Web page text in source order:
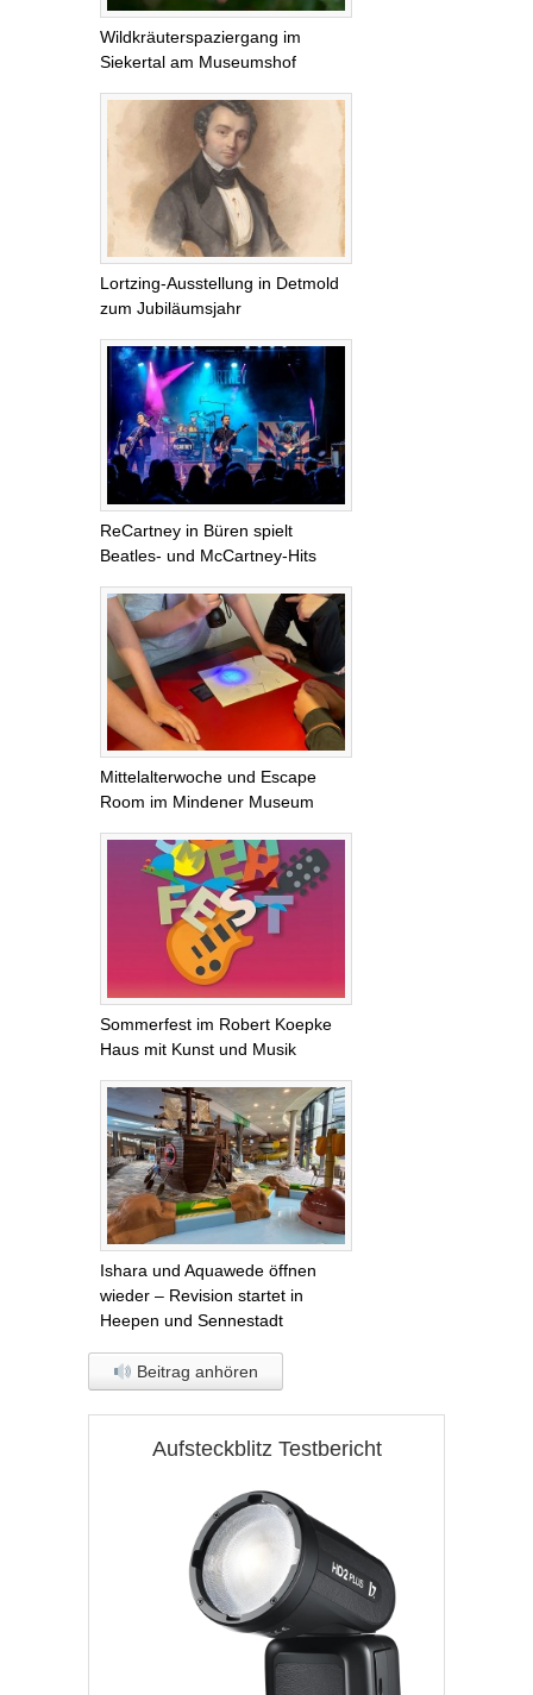
Wildkräuterspaziergang im
Siekertal am Museumshof
Lortzing-Ausstellung in Detmold
zum Jubiläumsjahr
ReCartney in Büren spielt
Beatles- und McCartney-Hits
Mittelalterwoche und Escape
Room im Mindener Museum
Sommerfest im Robert Koepke
Haus mit Kunst und Musik
Ishara und Aquawede öffnen
wieder – Revision startet in
Heepen und Sennestadt
Beitrag anhören
Aufsteckblitz Testbericht